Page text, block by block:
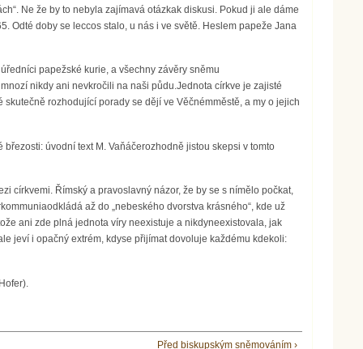
Ne že by to nebyla zajímavá otázkak diskusi. Pokud ji ale dáme
Odté doby se leccos stalo, u nás i ve světě. Heslem papeže Jana
papežské kurie, a všechny závěry sněmu
nikdy ani nevkročili na naši půdu.Jednota církve je zajisté
rozhodující porady se dějí ve Věčnémměstě, a my o jejich
úvodní text M. Vaňáčerozhodně jistou skepsi v tomto
církvemi. Římský a pravoslavný názor, že by se s nímělo počkat,
až do „nebeského dvorstva krásného“, kde už
ani zde plná jednota víry neexistuje a nikdyneexistovala, jak
jeví i opačný extrém, kdyse přijímat dovoluje každému kdekoli:
Před biskupským sněmováním ›